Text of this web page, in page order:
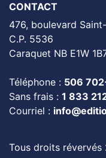
CONTACT
476, boulevard
C.P. 5536
Caraquet NB E1W
Téléphone : 506
Sans frais : 1 833
Courriel :
Tous droits